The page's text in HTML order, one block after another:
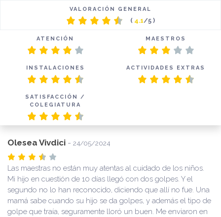
VALORACIÓN GENERAL
( 4.1/5 )
ATENCIÓN MAESTROS
INSTALACIONES ACTIVIDADES EXTRAS
SATISFACCIÓN /
COLEGIATURA
Olesea Vivdici - 24/05/2024
Las maestras no están muy atentas al cuidado de los niños.
Mi hijo en cuestión de 10 días llegó con dos golpes. Y el
segundo no lo han reconocido, diciendo que allí no fue. Una
mamá sabe cuando su hijo se da golpes, y además el tipo de
golpe que traía, seguramente lloró un buen. Me enviaron en